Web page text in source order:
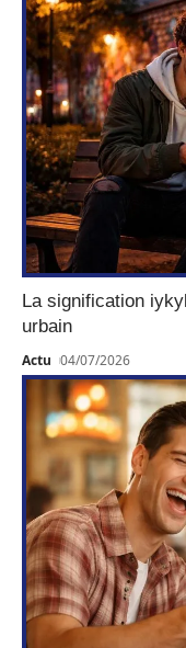
La signification
urbain
Actu 04/07/2026